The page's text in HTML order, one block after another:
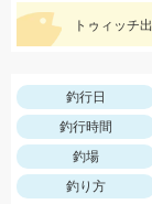
釣行日
釣行時間
釣場
釣り方